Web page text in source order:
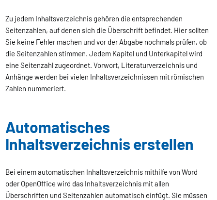
Zu jedem Inhaltsverzeichnis gehören die entsprechenden
Seitenzahlen, auf denen sich die Überschrift befindet. Hier sollten
Sie keine Fehler machen und vor der Abgabe nochmals prüfen, ob
die Seitenzahlen stimmen. Jedem Kapitel und Unterkapitel wird
eine Seitenzahl zugeordnet. Vorwort, Literaturverzeichnis und
Anhänge werden bei vielen Inhaltsverzeichnissen mit römischen
Zahlen nummeriert.
Automatisches
Inhaltsverzeichnis erstellen
Bei einem automatischen Inhaltsverzeichnis mithilfe von Word
oder OpenOffice wird das Inhaltsverzeichnis mit allen
Überschriften und Seitenzahlen automatisch einfügt. Sie müssen